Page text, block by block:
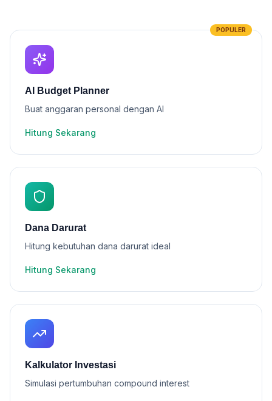
POPULER
AI Budget Planner
Buat anggaran personal dengan AI
Hitung Sekarang
Dana Darurat
Hitung kebutuhan dana darurat ideal
Hitung Sekarang
Kalkulator Investasi
Simulasi pertumbuhan compound interest